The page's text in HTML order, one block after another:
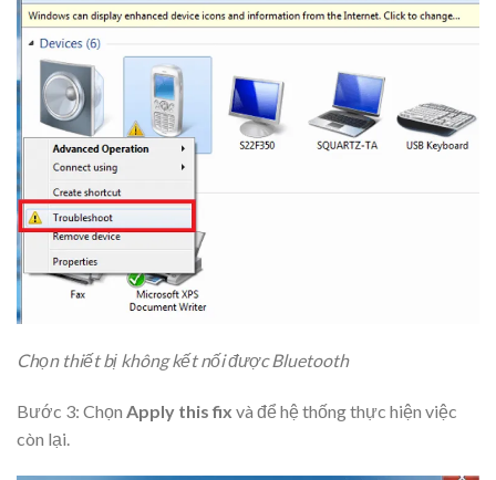
Chọn thiết bị không kết nối được Bluetooth
Bước 3: Chọn Apply this fix và để hệ thống thực hiện việc
còn lại.